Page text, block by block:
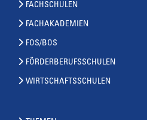
FACHSCHULEN
FACHAKADEMIEN
FOS/BOS
FÖRDERBERUFSSCHULEN
WIRTSCHAFTSSCHULEN